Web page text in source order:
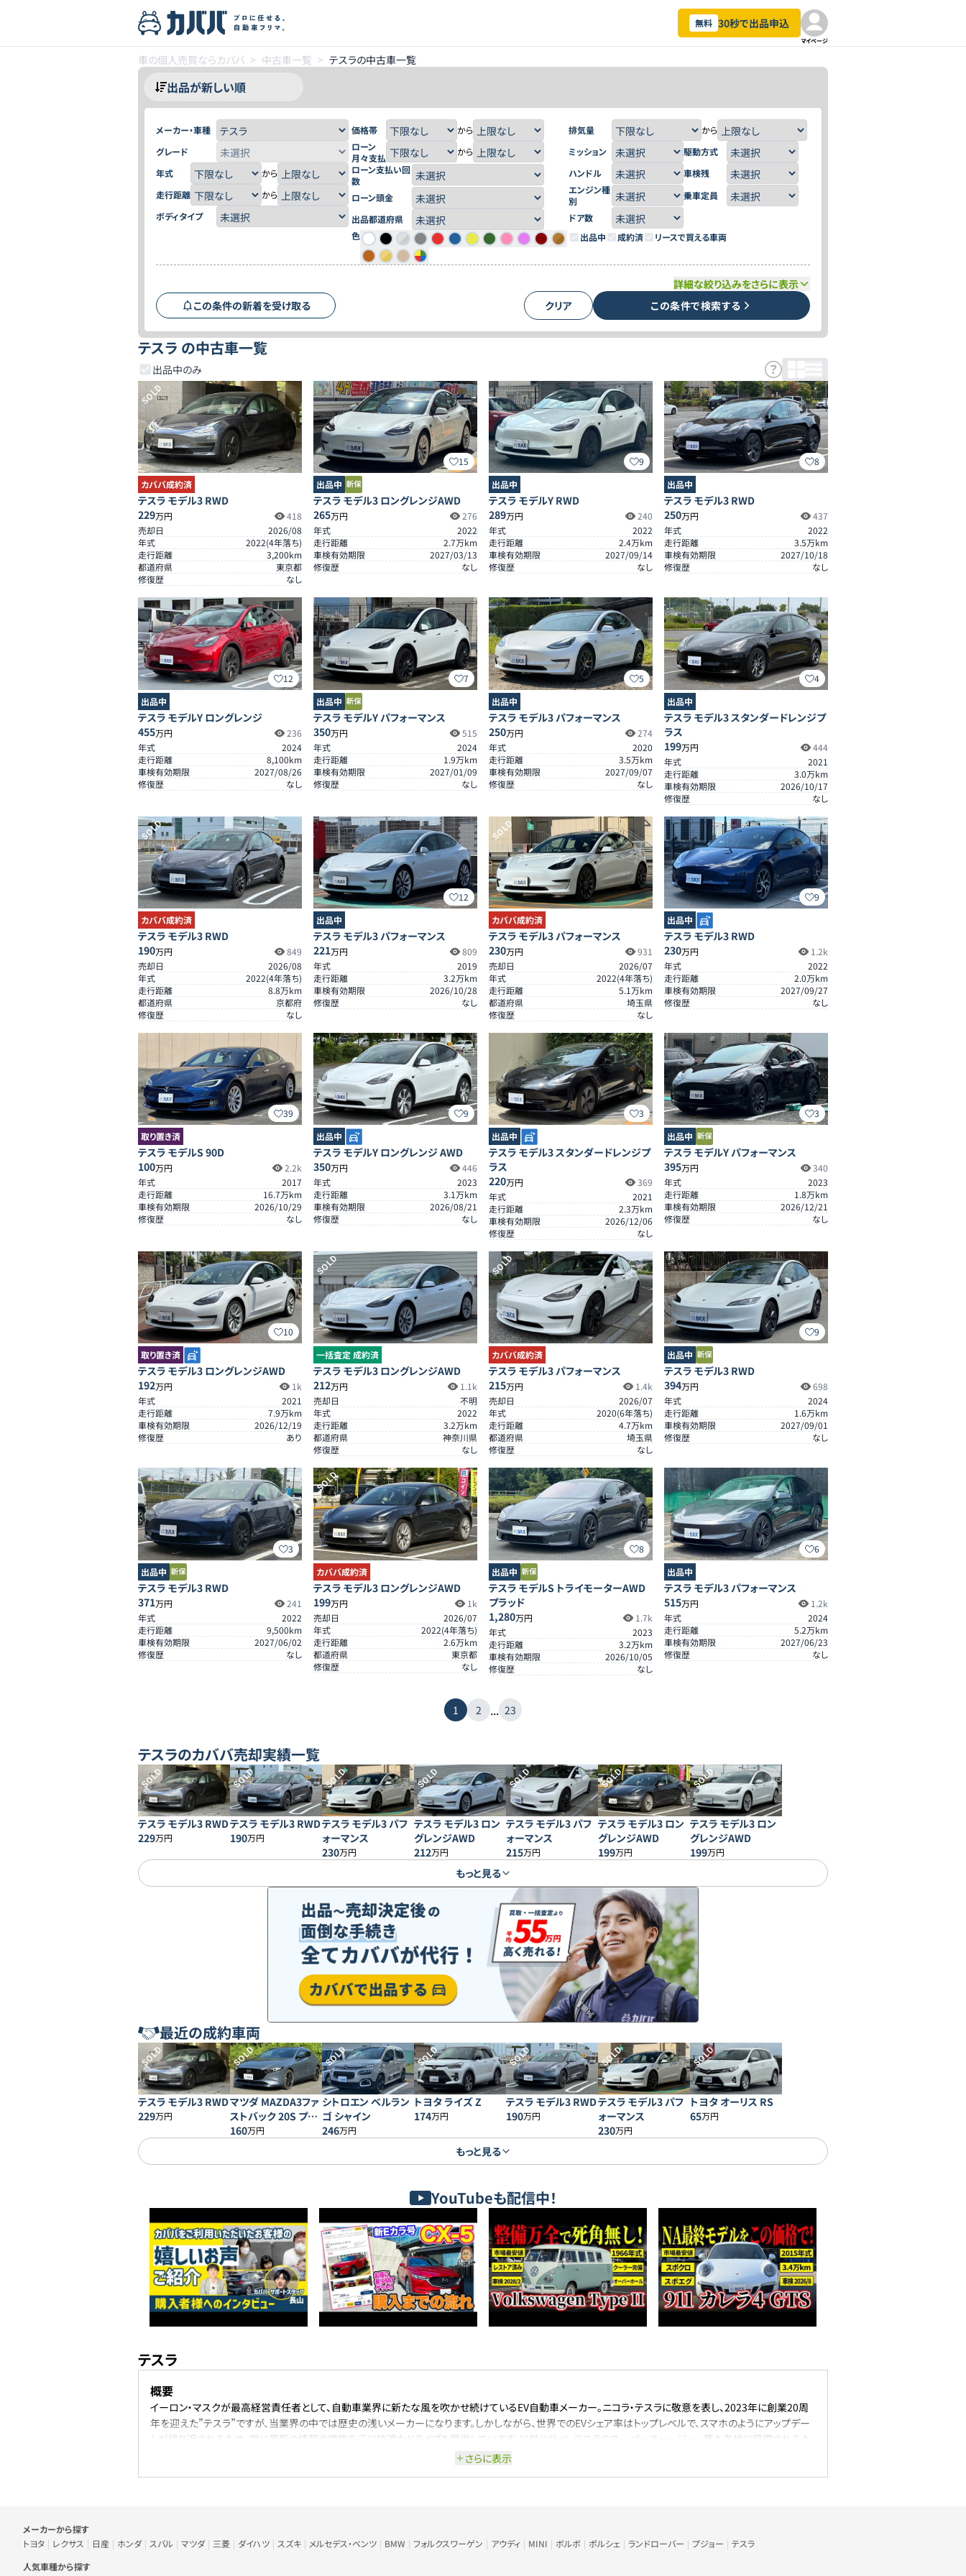
無料 30秒で出品申込
マイページ
車の個人売買ならカババ > 中古車一覧 > テスラの中古車一覧
メーカー・車種
グレード
年式
から
走行距離
から
ボディタイプ
価格帯
から
ローン
月々支払
から
ローン支払い回
数
ローン頭金
出品都道府県
色
排気量
から
ミッション
駆動方式
ハンドル
車検残
エンジン種
別
乗車定員
ドア数
出品中
成約済 リースで買える車両
詳細な絞り込みをさらに表示
この条件の新着を受け取る
クリア この条件で検索する
テスラ の中古車一覧
出品中のみ
SOLD
カババ成約済
テスラ モデル3 RWD
229万円
418
売却日
2026/08
年式
2022(4年落ち)
走行距離
3,200km
都道府県
東京都
修復歴
なし
15
出品中
テスラ モデル3 ロングレンジAWD
265万円
276
年式
2022
走行距離
2.7万km
車検有効期限
2027/03/13
修復歴
なし
9
出品中
テスラ モデルY RWD
289万円
240
年式
2022
走行距離
2.4万km
車検有効期限
2027/09/14
修復歴
なし
8
出品中
テスラ モデル3 RWD
250万円
437
年式
2022
走行距離
3.5万km
車検有効期限
2027/10/18
修復歴
なし
12
出品中
テスラ モデルY ロングレンジ
455万円
236
年式
2024
走行距離
8,100km
車検有効期限
2027/08/26
修復歴
なし
7
出品中
テスラ モデルY パフォーマンス
350万円
515
年式
2024
走行距離
1.9万km
車検有効期限
2027/01/09
修復歴
なし
5
出品中
テスラ モデル3 パフォーマンス
250万円
274
年式
2020
走行距離
3.5万km
車検有効期限
2027/09/07
修復歴
なし
4
出品中
テスラ モデル3 スタンダードレンジプ
ラス
199万円
444
年式
2021
走行距離
3.0万km
車検有効期限
2026/10/17
修復歴
なし
SOLD
カババ成約済
テスラ モデル3 RWD
190万円
849
売却日
2026/08
年式
2022(4年落ち)
走行距離
8.8万km
都道府県
京都府
修復歴
なし
12
出品中
テスラ モデル3 パフォーマンス
221万円
809
年式
2019
走行距離
3.2万km
車検有効期限
2026/10/28
修復歴
なし
SOLD
カババ成約済
テスラ モデル3 パフォーマンス
230万円
931
売却日
2026/07
年式
2022(4年落ち)
走行距離
5.1万km
都道府県
埼玉県
修復歴
なし
9
出品中
テスラ モデル3 RWD
230万円
1.2k
年式
2022
走行距離
2.0万km
車検有効期限
2027/09/27
修復歴
なし
39
取り置き済
テスラ モデルS 90D
100万円
2.2k
年式
2017
走行距離
16.7万km
車検有効期限
2026/10/29
修復歴
なし
9
出品中
テスラ モデルY ロングレンジ AWD
350万円
446
年式
2023
走行距離
3.1万km
車検有効期限
2026/08/21
修復歴
なし
3
出品中
テスラ モデル3 スタンダードレンジプ
ラス
220万円
369
年式
2021
走行距離
2.3万km
車検有効期限
2026/12/06
修復歴
なし
3
出品中
テスラ モデルY パフォーマンス
395万円
340
年式
2023
走行距離
1.8万km
車検有効期限
2026/12/21
修復歴
なし
10
取り置き済
テスラ モデル3 ロングレンジAWD
192万円
1k
年式
2021
走行距離
7.9万km
車検有効期限
2026/12/19
修復歴
あり
SOLD
一括査定 成約済
テスラ モデル3 ロングレンジAWD
212万円
1.1k
売却日
不明
年式
2022
走行距離
3.2万km
都道府県
神奈川県
修復歴
なし
SOLD
カババ成約済
テスラ モデル3 パフォーマンス
215万円
1.4k
売却日
2026/07
年式
2020(6年落ち)
走行距離
4.7万km
都道府県
埼玉県
修復歴
なし
9
出品中
テスラ モデル3 RWD
394万円
698
年式
2024
走行距離
1.6万km
車検有効期限
2027/09/01
修復歴
なし
3
出品中
テスラ モデル3 RWD
371万円
241
年式
2022
走行距離
9,500km
車検有効期限
2027/06/02
修復歴
なし
SOLD
カババ成約済
テスラ モデル3 ロングレンジAWD
199万円
1k
売却日
2026/07
年式
2022(4年落ち)
走行距離
2.6万km
都道府県
東京都
修復歴
なし
8
出品中
テスラ モデルS トライモーターAWD
プラッド
1,280万円
1.7k
年式
2023
走行距離
3.2万km
車検有効期限
2026/10/05
修復歴
なし
6
出品中
テスラ モデル3 パフォーマンス
515万円
1.2k
年式
2024
走行距離
5.2万km
車検有効期限
2027/06/23
修復歴
なし
1 2 ... 23
テスラのカババ売却実績一覧
SOLD
テスラ モデル3 RWD
229万円
SOLD
テスラ モデル3 RWD
190万円
SOLD
テスラ モデル3 パフ
ォーマンス
230万円
SOLD
テスラ モデル3 ロン
グレンジAWD
212万円
SOLD
テスラ モデル3 パフ
ォーマンス
215万円
SOLD
テスラ モデル3 ロン
グレンジAWD
199万円
SOLD
テスラ モデル3 ロン
グレンジAWD
199万円
もっと見る
最近の成約車両
SOLD
テスラ モデル3 RWD
229万円
SOLD
マツダ MAZDA3ファ
ストバック 20S プロ
アクティブ
160万円
SOLD
シトロエン ベルラン
ゴ シャイン
246万円
SOLD
トヨタ ライズ Z
174万円
SOLD
テスラ モデル3 RWD
190万円
SOLD
テスラ モデル3 パフ
ォーマンス
230万円
SOLD
トヨタ オーリス RS
65万円
もっと見る
YouTubeも配信中！
テスラ
概要
イーロン・マスクが最高経営責任者として、自動車業界に新たな風を吹かせ続けているEV自動車メーカー。ニコラ・テスラに敬意を表し、2023年に創業20周
年を迎えた”テスラ”ですが、当業界の中では歴史の浅いメーカーになります。しかしながら、世界でのEVシェア率はトップレベルで、スマホのようにアップデー
トが繰り返されるため、常に最新の情報や機能を元に快適なドライブを提供しています。以前に比べ、テスラのスーパーチャージャー等も各地に設備されるよ
うになってきているため、EVが使いやすいような環境づくりも行われています。
現在、展開されているラインナップはモデルS、モデル3、モデルX、モデルYの計4つがあります。セダンタイプにはモデルSとモデル3、SUVタイプにはモデルXとモ
さらに表示
車のメーカー・人気車種から探す
メーカーから探す
トヨタ
レクサス 日産 ホンダ スバル マツダ 三菱 ダイハツ スズキ メルセデス・ベンツ BMW フォルクスワーゲン アウディ MINI ボルボ ポルシェ ランドローバー プジョー
テスラ
人気車種から探す